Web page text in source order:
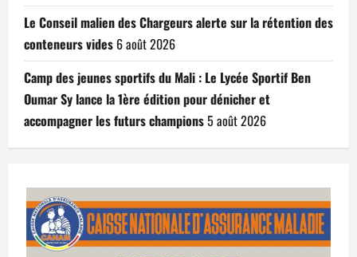
Le Conseil malien des Chargeurs alerte sur la rétention des
conteneurs vides 6 août 2026
Camp des jeunes sportifs du Mali : Le Lycée Sportif Ben
Oumar Sy lance la 1ère édition pour dénicher et
accompagner les futurs champions5 août 2026